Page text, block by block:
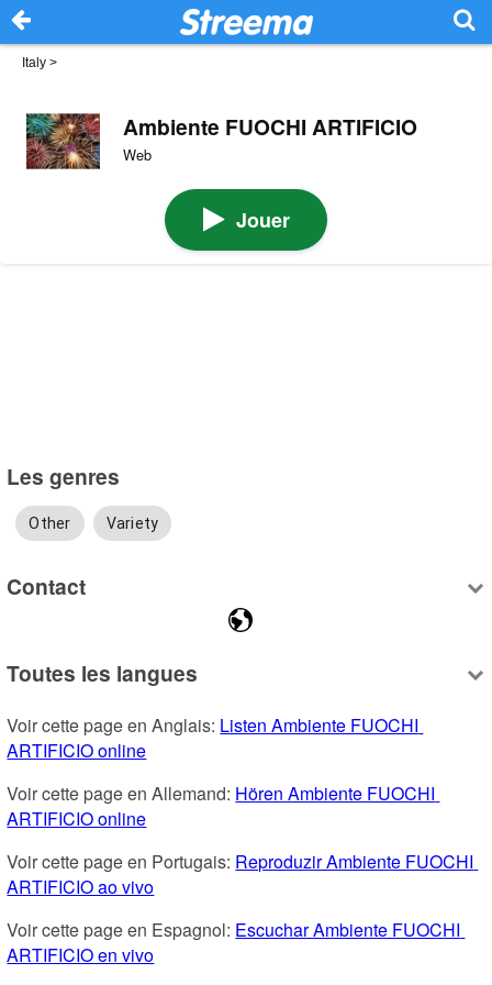
Italy >
Ambiente FUOCHI ARTIFICIO
Web
Jouer
Les genres
Other Variety
Contact
Toutes les langues
Voir cette page en Anglais: Listen Ambiente FUOCHI
ARTIFICIO online
Voir cette page en Allemand: Hören Ambiente FUOCHI
ARTIFICIO online
Voir cette page en Portugais: Reproduzir Ambiente FUOCHI
ARTIFICIO ao vivo
Voir cette page en Espagnol: Escuchar Ambiente FUOCHI
ARTIFICIO en vivo